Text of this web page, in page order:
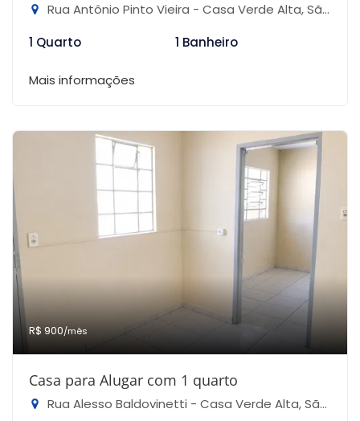
Rua Antônio Pinto Vieira - Casa Verde Alta, São Paulo-SP
1 Quarto
1 Banheiro
Mais informações
R$ 900/mês
Casa para Alugar com 1 quarto
Rua Alesso Baldovinetti - Casa Verde Alta, São Paulo-SP